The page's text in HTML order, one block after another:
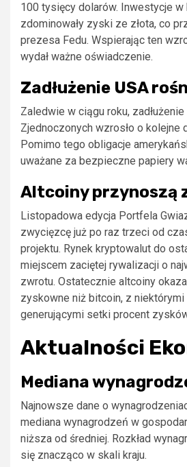
100 tysięcy dolarów. Inwestycje w
zdominowały zyski ze złota, co
prezesa Fedu. Wspierając ten
wydał ważne oświadczenie.
Zadłużenie USA
Zaledwie w ciągu roku,
Zjednoczonych wzrosło o kolejne
Pomimo tego obligacje
uważane za bezpieczne papiery
Altcoiny przynoszą
Listopadowa edycja Portfela
zwycięzcę już po raz trzeci od
projektu. Rynek kryptowalut do
miejscem zaciętej rywalizacji o
zwrotu. Ostatecznie altcoiny
zyskowne niż bitcoin, z
generującymi setki procent
Aktualności
Mediana
Najnowsze dane o
mediana wynagrodzeń w
niższa od średniej. Rozkład
się znacząco w skali kraju.